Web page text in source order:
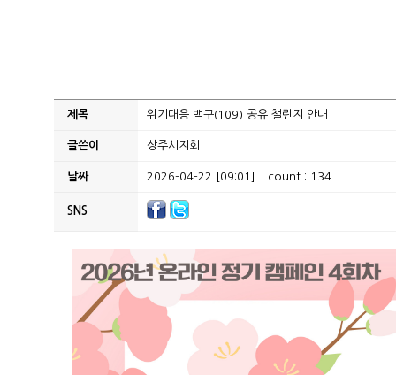
제목 위기대응 백구(109) 공유 챌린지 안내
글쓴이 상주시지회
날짜 2026-04-22 [09:01] count : 134
SNS